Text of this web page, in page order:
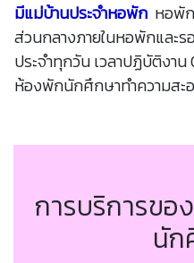
มีแม่บ้านประจำหอพัก หอพั
ส่วนกลางภายในหอพักและ
ประจำทุกวัน เวลาปฏิบัติงา
ห้องพักนักศึกษาทำความสะ
การบริการข
นัก